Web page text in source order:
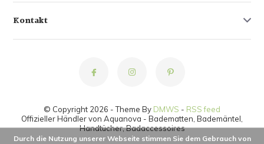
Kontakt
© Copyright 2026 - Theme By DMWS - RSS feed
Offizieller Händler von Aquanova - Badematten, Bademäntel,
Handtücher, Badaccessoires
Durch die Nutzung unserer Webseite stimmen Sie dem Gebrauch von